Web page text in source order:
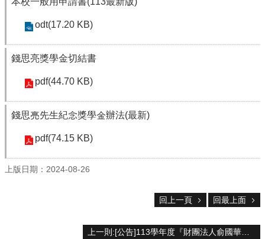
心
專
區
首
頁
頁
odt(17.20 KB)
錢思亮獎學金切結書
pdf(44.70 KB)
錢思亮先生紀念獎學金辦法(最新)
pdf(74.15 KB)
上版日期：2024-08-26
回上一頁 回最上面